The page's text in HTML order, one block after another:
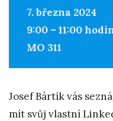
7. března 2024
9:00 – 11:00
MO 311
Josef Bártík vás
mít svůj vlastní